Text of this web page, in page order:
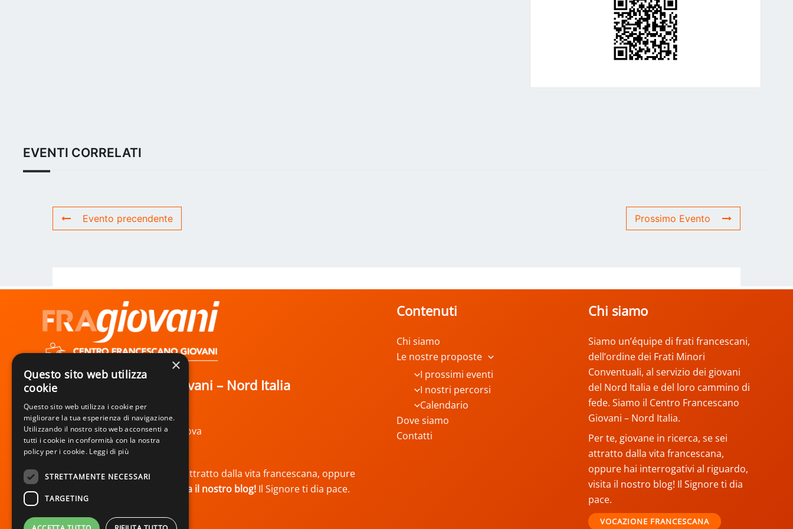
EVENTI CORRELATI
Evento precendente Prossimo Evento
Centro Francescano Giovani – Nord Italia
Basilica del Santo
Piazza del Santo, 11 – 35123 Padova
tel. 049 8242811
Per te,giovane in ricerca
, se sei attratto dalla vita francescana, oppure
visita il nostro blog! Il Signore ti dia pace.
Contenuti
Chi siamo
Le nostre proposte
I prossimi eventi
I nostri percorsi
Calendario
Dove siamo
Contatti
Chi siamo
Siamo un’équipe di frati francescani,
dell’ordine dei Frati Minori
Conventuali, al servizio dei giovani
del Nord Italia e del loro cammino di
fede. Siamo il Centro Francescano
Giovani – Nord Italia.
Per te, giovane in ricerca, se sei
attratto dalla vita francescana,
oppure hai interrogativi al riguardo,
visita il nostro blog! Il Signore ti dia
pace.
VOCAZIONE FRANCESCANA
×
Questo sito web utilizza
cookie
Questo sito web utilizza i cookie per
migliorare la tua esperienza di navigazione.
Utilizzando il nostro sito web acconsenti a
tutti i cookie in conformità con la nostra
policy per i cookie. Leggi di più
STRETTAMENTE NECESSARI
TARGETING